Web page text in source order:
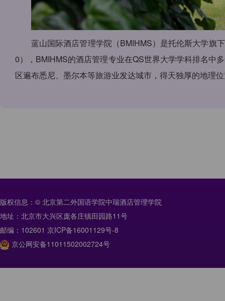
蓝山国际酒店管理学院（BMIHMS）是托伦斯大学旗
0），BMIHMS的酒店管理专业在QS世界大学学科排名中
区遍布悉尼、墨尔本等旅游业发达城市，得天独厚的地理
版权信息：© 北京第二外国语学院中瑞酒店管理学院
地址：北京市大兴区庞各庄镇田园路11号
邮编：102601 京ICP备16001129号-8
京公网安备11011502002724号